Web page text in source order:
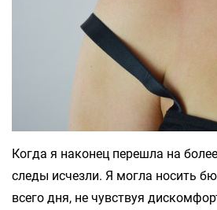
Когда я наконец перешла на
следы исчезли. Я могла носить
всего дня, не чувствуя